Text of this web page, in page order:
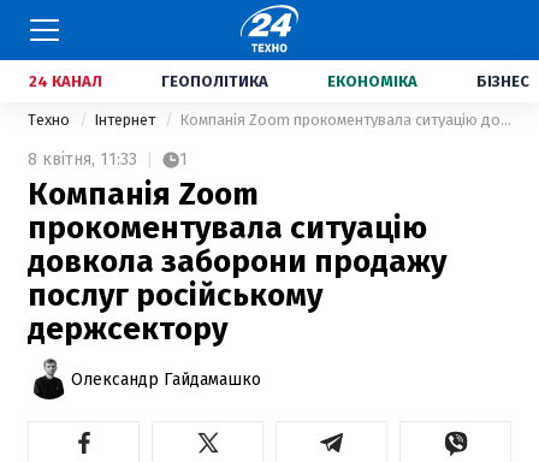
24 КАНАЛ ГЕОПОЛІТИКА ЕКОНОМІКА БІЗНЕС
Техно Інтернет Компанія Zoom прокоментувала ситуацію довкола заборони продажу послуг російському держсектору
8 квітня, 11:33 1
Компанія Zoom
прокоментувала ситуацію
довкола заборони продажу
послуг російському
держсектору
Олександр Гайдамашко